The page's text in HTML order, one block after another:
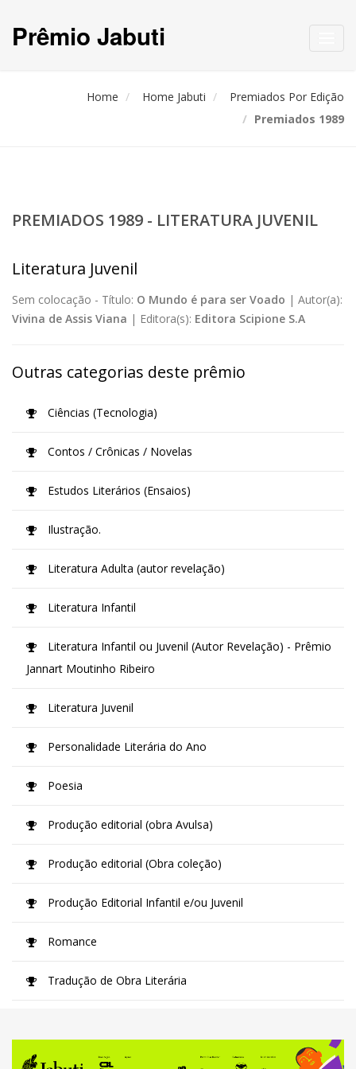
Prêmio Jabuti
Home Home Jabuti
Premiados Por Edição
Premiados 1989
PREMIADOS 1989 - LITERATURA JUVENIL
Literatura Juvenil
Sem colocação - Título: O Mundo é para ser Voado | Autor(a):
Vivina de Assis Viana | Editora(s): Editora Scipione S.A
Outras categorias deste prêmio
Ciências (Tecnologia)
Contos / Crônicas / Novelas
Estudos Literários (Ensaios)
Ilustração.
Literatura Adulta (autor revelação)
Literatura Infantil
Literatura Infantil ou Juvenil (Autor Revelação) - Prêmio
Jannart Moutinho Ribeiro
Literatura Juvenil
Personalidade Literária do Ano
Poesia
Produção editorial (obra Avulsa)
Produção editorial (Obra coleção)
Produção Editorial Infantil e/ou Juvenil
Romance
Tradução de Obra Literária